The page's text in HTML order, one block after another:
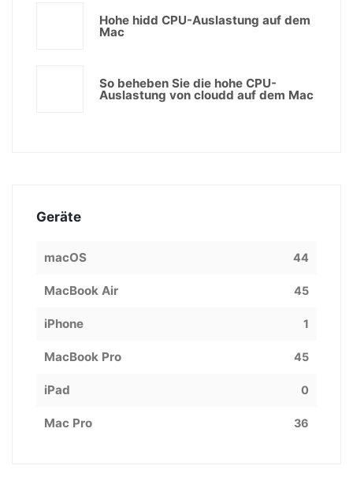
Hohe hidd CPU-Auslastung auf dem
Mac
So beheben Sie die hohe CPU-
Auslastung von cloudd auf dem Mac
Geräte
macOS 44
MacBook Air 45
iPhone 1
MacBook Pro 45
iPad 0
Mac Pro 36